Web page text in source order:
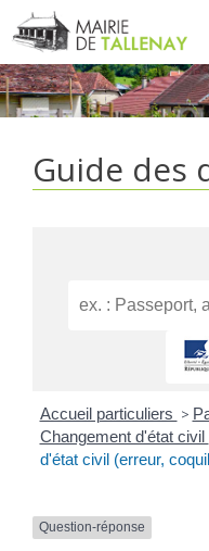
Aller
au
contenu
Guide des
Accueil particuliers >
Changement d'état civil
d'état civil (erreur,
Question-réponse